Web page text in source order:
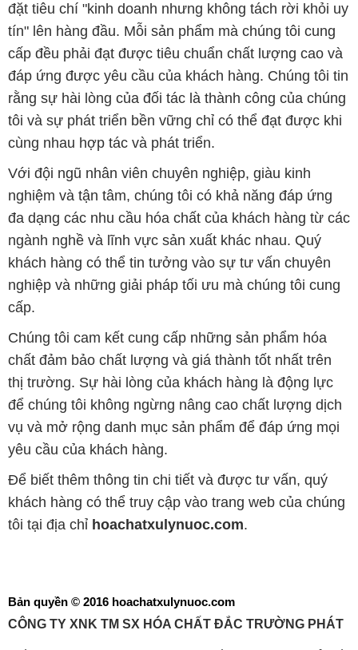
đặt tiêu chí "kinh doanh nhưng không tách rời khỏi uy
tín" lên hàng đầu. Mỗi sản phẩm mà chúng tôi cung
cấp đều phải đạt được tiêu chuẩn chất lượng cao và
đáp ứng được yêu cầu của khách hàng. Chúng tôi tin
rằng sự hài lòng của đối tác là thành công của chúng
tôi và sự phát triển bền vững chỉ có thể đạt được khi
cùng nhau hợp tác và phát triển.
Với đội ngũ nhân viên chuyên nghiệp, giàu kinh
nghiệm và tận tâm, chúng tôi có khả năng đáp ứng
đa dạng các nhu cầu hóa chất của khách hàng từ các
ngành nghề và lĩnh vực sản xuất khác nhau. Quý
khách hàng có thể tin tưởng vào sự tư vấn chuyên
nghiệp và những giải pháp tối ưu mà chúng tôi cung
cấp.
Chúng tôi cam kết cung cấp những sản phẩm hóa
chất đảm bảo chất lượng và giá thành tốt nhất trên
thị trường. Sự hài lòng của khách hàng là động lực
để chúng tôi không ngừng nâng cao chất lượng dịch
vụ và mở rộng danh mục sản phẩm để đáp ứng mọi
yêu cầu của khách hàng.
Để biết thêm thông tin chi tiết và được tư vấn, quý
khách hàng có thể truy cập vào trang web của chúng
tôi tại địa chỉ hoachatxulynuoc.com.
Bản quyền © 2016 hoachatxulynuoc.com
CÔNG TY XNK TM SX HÓA CHẤT ĐẮC TRƯỜNG PHÁT